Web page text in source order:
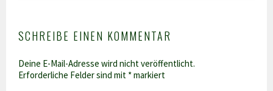
SCHREIBE EINEN KOMMENTAR
Deine E-Mail-Adresse wird nicht veröffentlicht.
Erforderliche Felder sind mit *markiert